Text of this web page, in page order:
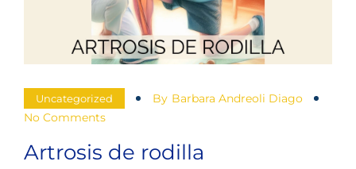
Uncategorized By Barbara Andreoli Diago
No Comments
Artrosis de rodilla